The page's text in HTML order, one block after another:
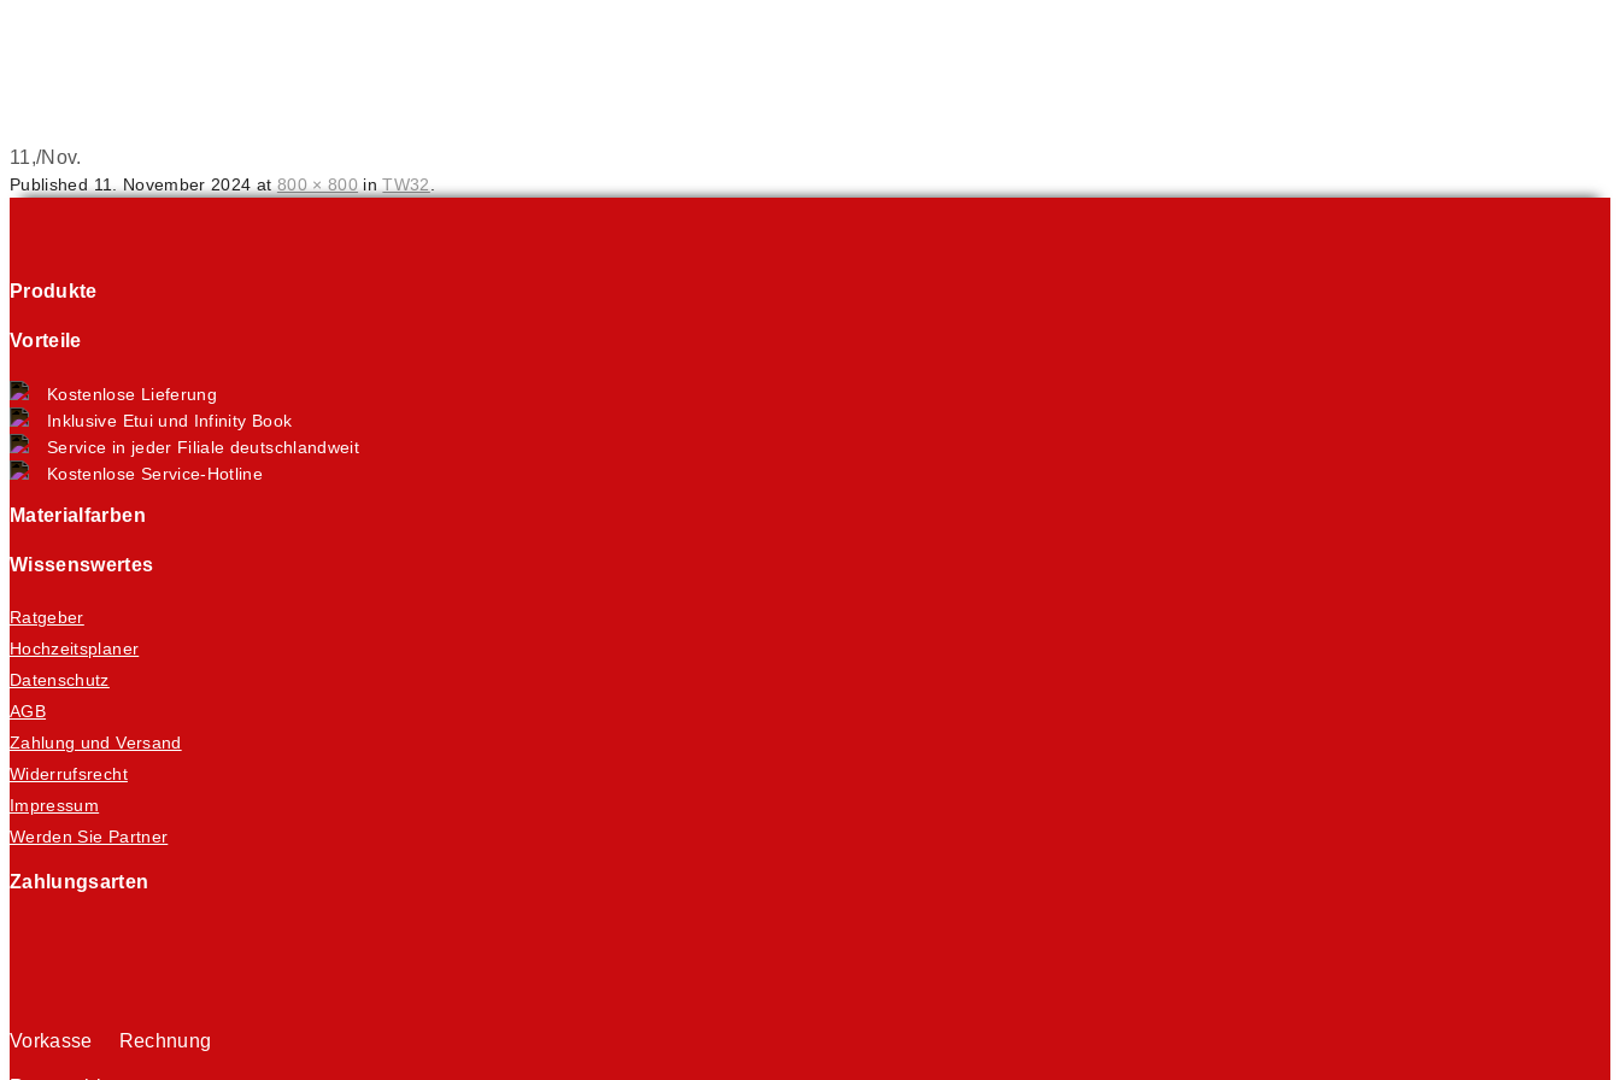
11,/Nov.
Published 11. November 2024 at 800 × 800 inTW32
Produkte
Vorteile
Kostenlose Lieferung
Inklusive Etui und Infinity Book
Service in jeder Filiale deutschlandweit
Kostenlose Service-Hotline
Materialfarben
Wissenswertes
Ratgeber
Hochzeitsplaner
Datenschutz
AGB
Zahlung und Versand
Widerrufsrecht
Impressum
Werden Sie Partner
Zahlungsarten
Vorkasse Rechnung